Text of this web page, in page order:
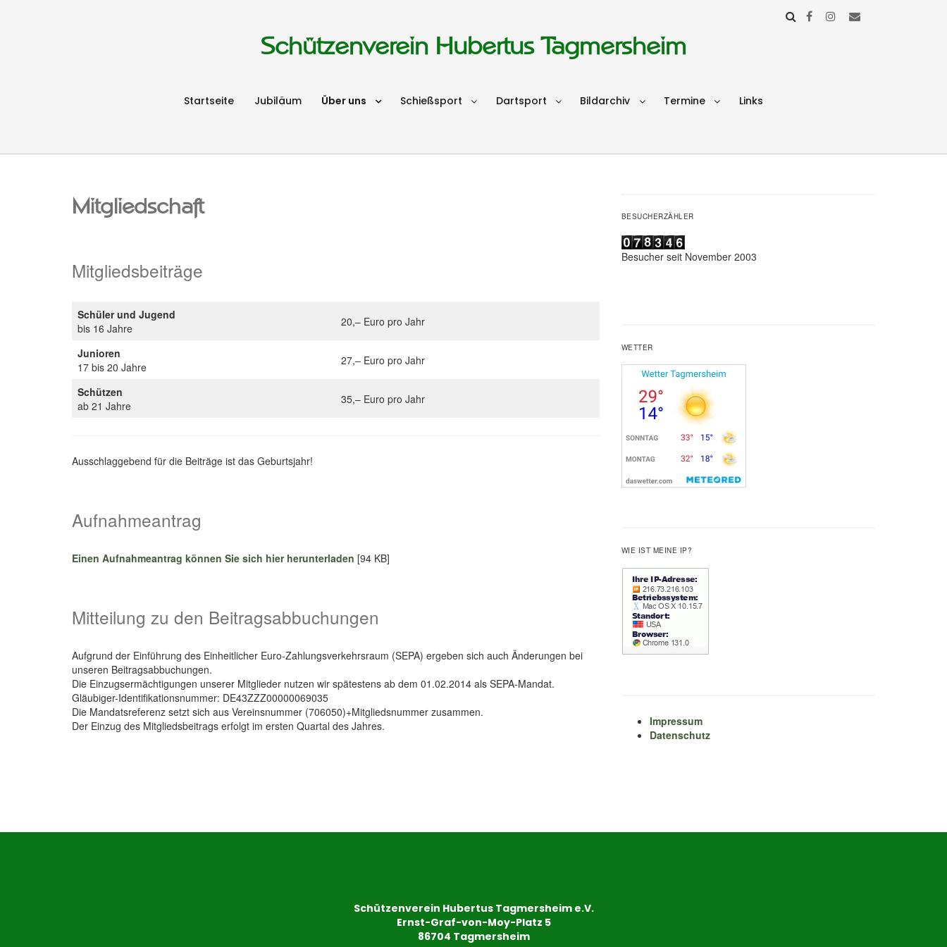
Schützenverein Hubertus Tagmersheim
Startseite Jubiläum Über uns Schießsport Dartsport Bildarchiv Termine Links
Mitgliedschaft
Mitgliedsbeiträge
Schüler und Jugend
bis 16 Jahre
20,– Euro pro Jahr
Junioren
17 bis 20 Jahre
27,– Euro pro Jahr
Schützen
ab 21 Jahre
35,– Euro pro Jahr
Ausschlaggebend für die Beiträge ist das Geburtsjahr!
Aufnahmeantrag
Einen Aufnahmeantrag können Sie sich hier herunterladen [94 KB]
Mitteilung zu den Beitragsabbuchungen
Aufgrund der Einführung des Einheitlicher Euro-Zahlungsverkehrsraum (SEPA) ergeben sich auch Änderungen bei
unseren Beitragsabbuchungen.
Die Einzugsermächtigungen unserer Mitglieder nutzen wir spätestens ab dem 01.02.2014 als SEPA-Mandat.
Gläubiger-Identifikationsnummer: DE43ZZZ00000069035
Die Mandatsreferenz setzt sich aus Vereinsnummer (706050)+Mitgliedsnummer zusammen.
Der Einzug des Mitgliedsbeitrags erfolgt im ersten Quartal des Jahres.
BESUCHERZÄHLER
Besucher seit November 2003
WETTER
WIE IST MEINE IP?
Impressum
Datenschutz
Schützenverein Hubertus Tagmersheim e.V.
Ernst-Graf-von-Moy-Platz 5
86704 Tagmersheim